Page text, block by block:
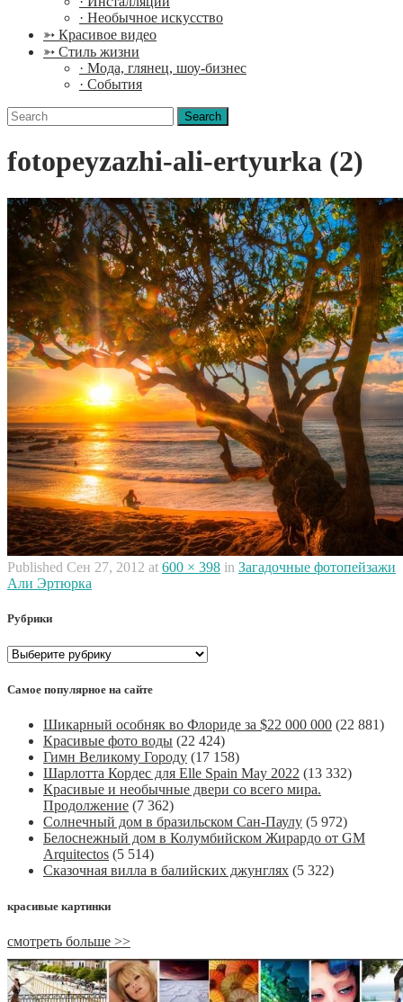
· Необычное искусство
➳ Красивое видео
➳ Стиль жизни
· Мода, глянец, шоу-бизнес
· События
Search
for:
fotopeyzazhi-ali-ertyurka (2)
Published Сен 27, 2012 at 600 × 398 in Загадочные фотопейзажи
Али Эртюрка
Рубрики
Рубрики
Самое популярное на сайте
Шикарный особняк во Флориде за $22 000 000 (22 881)
Красивые фото воды (22 424)
Гимн Великому Городу (17 158)
Шарлотта Кордес для Elle Spain May 2022 (13 332)
Красивые и необычные двери со всего мира.
Продолжение (7 362)
Солнечный дом в бразильском Сан-Паулу (5 972)
Белоснежный дом в Колумбийском Жирардо от GM
Arquitectos (5 514)
Сказочная вилла в балийских джунглях (5 322)
красивые картинки
смотреть больше >>